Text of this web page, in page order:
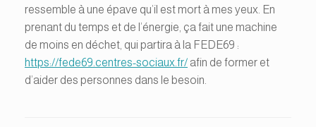
ressemble à une épave qu’il est mort à mes yeux. En
prenant du temps et de l’énergie, ça fait une machine
de moins en déchet, qui partira à la FEDE69 :
https://fede69.centres-sociaux.fr/ afin de former et
d’aider des personnes dans le besoin.